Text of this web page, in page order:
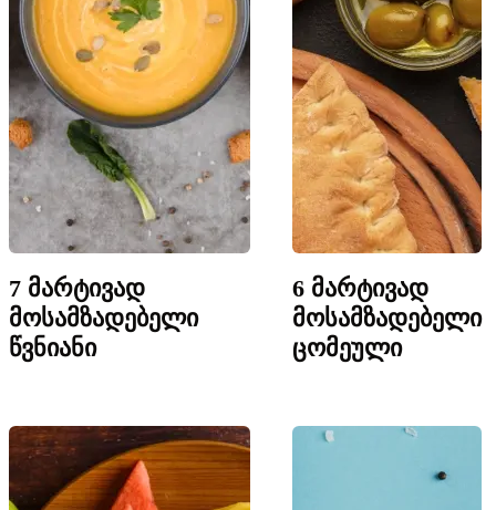
7 მარტივად
მოსამზადებელი
წვნიანი
6 მარტივად
მოსამზადებელი
ცომეული